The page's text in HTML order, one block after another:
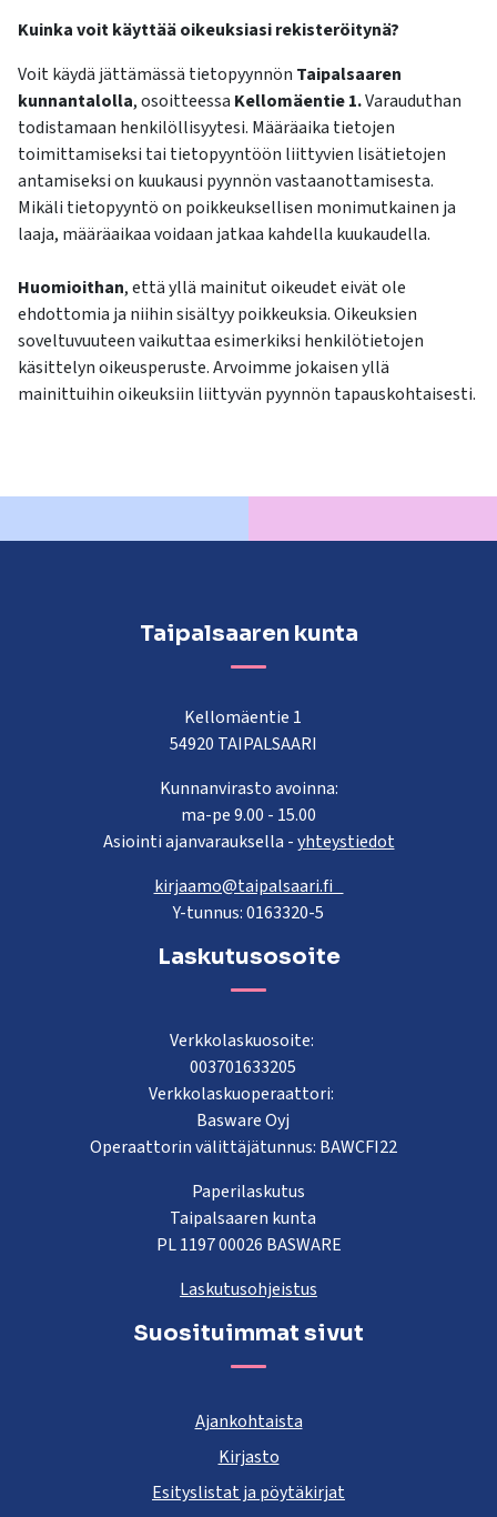
Kuinka voit käyttää oikeuksiasi rekisteröitynä?
Voit käydä jättämässä tietopyynnön Taipalsaaren
kunnantalolla, osoitteessa Kellomäentie 1.Varauduthan
todistamaan henkilöllisyytesi. Määräaika tietojen
toimittamiseksi tai tietopyyntöön liittyvien lisätietojen
antamiseksi on kuukausi pyynnön vastaanottamisesta.
Mikäli tietopyyntö on poikkeuksellisen monimutkainen ja
laaja, määräaikaa voidaan jatkaa kahdella kuukaudella.
Huomioithan, että yllä mainitut oikeudet eivät ole
ehdottomia ja niihin sisältyy poikkeuksia. Oikeuksien
soveltuvuuteen vaikuttaa esimerkiksi henkilötietojen
käsittelyn oikeusperuste. Arvoimme jokaisen yllä
mainittuihin oikeuksiin liittyvän pyynnön tapauskohtaisesti.
Taipalsaaren kunta
Kellomäentie 1
54920 TAIPALSAARI
Kunnanvirasto avoinna:
ma-pe 9.00 - 15.00
Asiointi ajanvarauksella -yhteystiedot
kirjaamo@taipalsaari.fi
Y-tunnus: 0163320-5
Laskutusosoite
Verkkolaskuosoite:
003701633205
Verkkolaskuoperaattori:
Basware Oyj
Operaattorin välittäjätunnus: BAWCFI22
Paperilaskutus
Taipalsaaren kunta
PL 1197 00026 BASWARE
Laskutusohjeistus
Suosituimmat sivut
Ajankohtaista
Kirjasto
Esityslistat ja pöytäkirjat